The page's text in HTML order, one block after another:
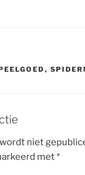
,
niet
met*